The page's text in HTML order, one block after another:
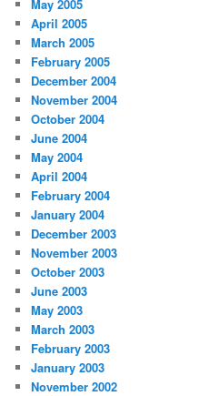
May 2005
April 2005
March 2005
February 2005
December 2004
November 2004
October 2004
June 2004
May 2004
April 2004
February 2004
January 2004
December 2003
November 2003
October 2003
June 2003
May 2003
March 2003
February 2003
January 2003
November 2002